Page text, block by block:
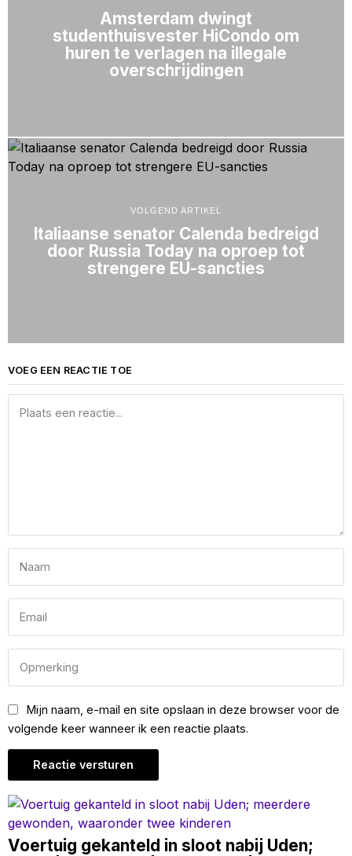
Amsterdam dwingt
studenthuisvester HiCondo om
huren te verlagen na illegale
overschrijdingen
VOLGEND ARTIKEL
Italiaanse senator Calenda bedreigd
door Russia Today na oproep tot
strengere EU-sancties
VOEG EEN REACTIE TOE
Mijn naam, e-mail en site opslaan in deze browser voor de
volgende keer wanneer ik een reactie plaats.
Voertuig gekanteld in sloot nabij Uden;